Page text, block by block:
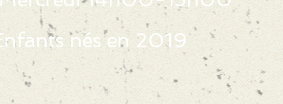
nés en 2019